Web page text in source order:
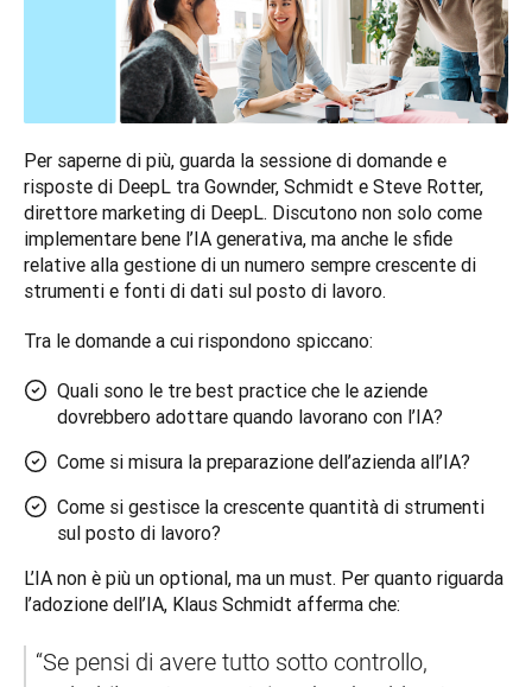
Per saperne di più, guarda la sessione di domande e
risposte di DeepL tra Gownder, Schmidt e Steve Rotter,
direttore marketing di DeepL. Discutono non solo come
implementare bene l’IA generativa, ma anche le sfide
relative alla gestione di un numero sempre crescente di
strumenti e fonti di dati sul posto di lavoro.
Tra le domande a cui rispondono spiccano:
Quali sono le tre best practice che le aziende
dovrebbero adottare quando lavorano con l’IA?
Come si misura la preparazione dell’azienda all’IA?
Come si gestisce la crescente quantità di strumenti
sul posto di lavoro?
L’IA non è più un optional, ma un must. Per quanto riguarda
l’adozione dell’IA, Klaus Schmidt afferma che:
“Se pensi di avere tutto sotto controllo,